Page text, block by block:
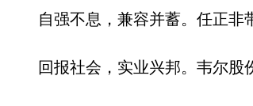
自强不息，兼容并蓄。任正非带
回报社会，实业兴邦。韦尔股份